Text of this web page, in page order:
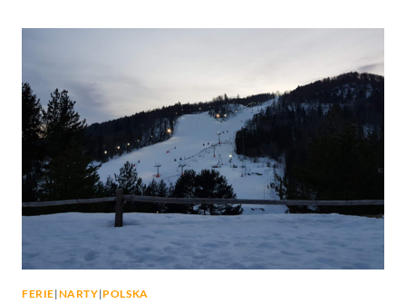
(SZKLARSKA
NARCIARSKA
PORAŻKA
FERIE|NARTY|POLSKA